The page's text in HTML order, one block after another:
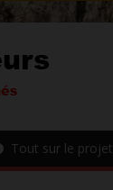
Tout sur le projet